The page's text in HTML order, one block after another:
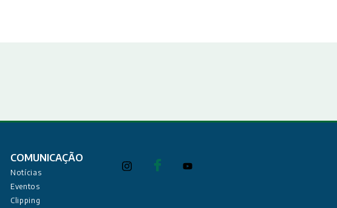
COMUNICAÇÃO
Notícias
Eventos
Clipping